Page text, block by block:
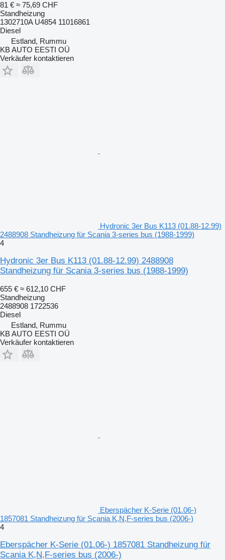
81 € ≈ 75,69 CHF
Standheizung
1302710A U4854 11016861
Diesel
Estland, Rummu
KB AUTO EESTI OÜ
Verkäufer kontaktieren
Hydronic 3er Bus K113 (01.88-12.99)
2488908 Standheizung für Scania 3-series bus (1988-1999)
4
Hydronic 3er Bus K113 (01.88-12.99) 2488908
Standheizung für Scania 3-series bus (1988-1999)
655 € ≈ 612,10 CHF
Standheizung
2488908 1722536
Diesel
Estland, Rummu
KB AUTO EESTI OÜ
Verkäufer kontaktieren
Eberspächer K-Serie (01.06-)
1857081 Standheizung für Scania K,N,F-series bus (2006-)
4
Eberspächer K-Serie (01.06-) 1857081 Standheizung für
Scania K,N,F-series bus (2006-)